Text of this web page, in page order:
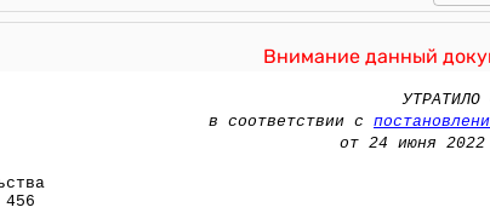
Внимание данный